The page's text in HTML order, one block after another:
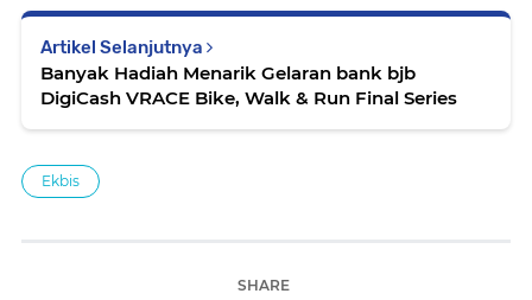
Artikel Selanjutnya
Banyak Hadiah Menarik Gelaran bank bjb
DigiCash VRACE Bike, Walk & Run Final Series
Ekbis
SHARE